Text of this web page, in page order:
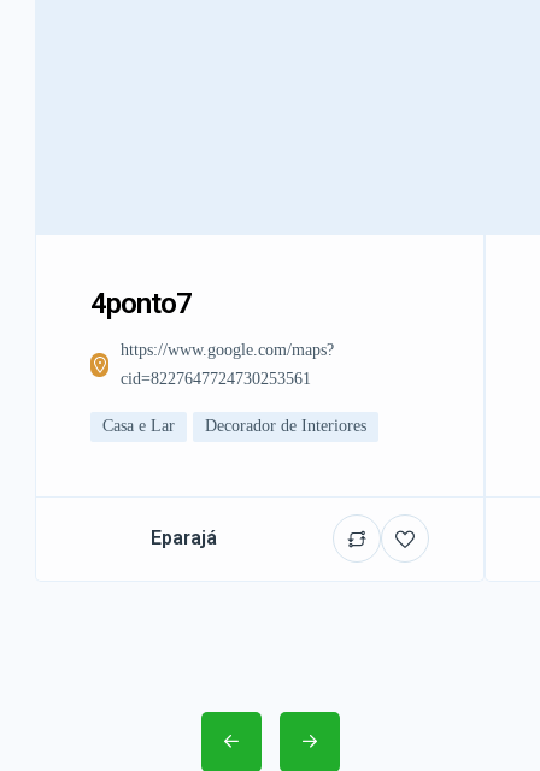
4ponto7
https://www.google.com/maps?
cid=8227647724730253561
Casa e Lar Decorador de Interiores
Eparajá